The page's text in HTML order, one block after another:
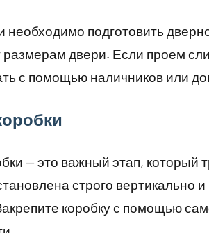
необходимо подготовить
размерам двери. Если проем
с помощью наличников или
— это важный этап, который
строго вертикально
коробку с помощью